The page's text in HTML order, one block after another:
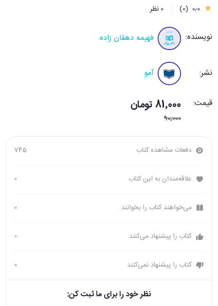
0٫0 (0) 0 نظر
نویسنده: فهیمه دهقان زاده
نشر: آمو
قیمت: 81٬000 تومان
90٬000
دفعات مشاهده کتاب 745
علاقه‌مندان به این کتاب 0
می‌خواهند کتاب را بخوانند. 0
کتاب را پیشنهاد می‌کنند 0
کتاب را پیشنهاد نمی‌کنند 0
نظر خود را برای ما ثبت کن: